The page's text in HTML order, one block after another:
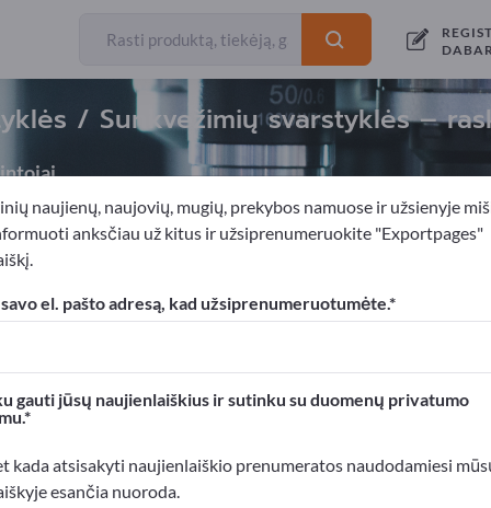
/ Sunkvežimių svarstyklės –
Svėrimo technika Transporto
kontaktai >> pradėkite čia
Exportpages svetainėje.
>> publikuokite čia
naujienų, naujovių, mugių, prekybos namuose ir užsienyje
anksčiau už kitus ir užsiprenumeruokite "Exportpages"
el. pašto adresą, kad užsiprenumeruotumėte.
gauti jūsų naujienlaiškius ir sutinku su duomenų privatumo
kada atsisakyti naujienlaiškio prenumeratos naudodamiesi
esančia nuoroda.